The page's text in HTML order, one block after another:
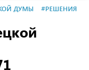
ДУМЫ
#РЕШЕНИЯ